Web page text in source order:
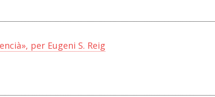
per Eugeni S. Reig